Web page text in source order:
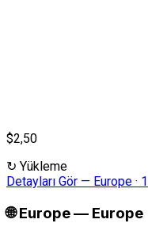
$2,50
↻ Yükleme
Detayları Gör — Europe ·
🌐 Europe— Europe